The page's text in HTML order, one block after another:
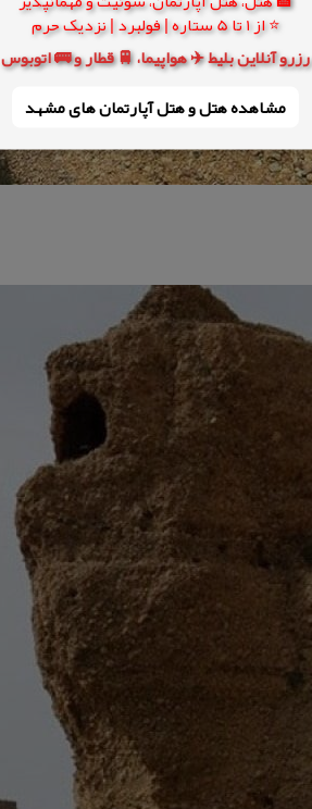
⭐ از 1 تا 5 ستاره | فولبرد | نزدیک حرم
رزرو آنلاین بلیط ✈️ هواپیما، 🚆 قطار و 🚌 اتوبوس
مشاهده هتل و هتل‌ آپارتمان های مشهد